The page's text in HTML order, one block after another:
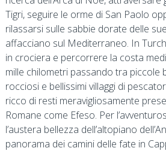
Tigri, seguire le orme di San Paolo
rilassarsi sulle sabbie dorate delle
affacciano sul Mediterraneo. In
in crociera e percorrere la costa
mille chilometri passando tra piccole
rocciosi e bellissimi villaggi di
ricco di resti meravigliosamente
Romane come Efeso. Per
l’austera bellezza dell’altopiano
panorama dei camini delle fate in